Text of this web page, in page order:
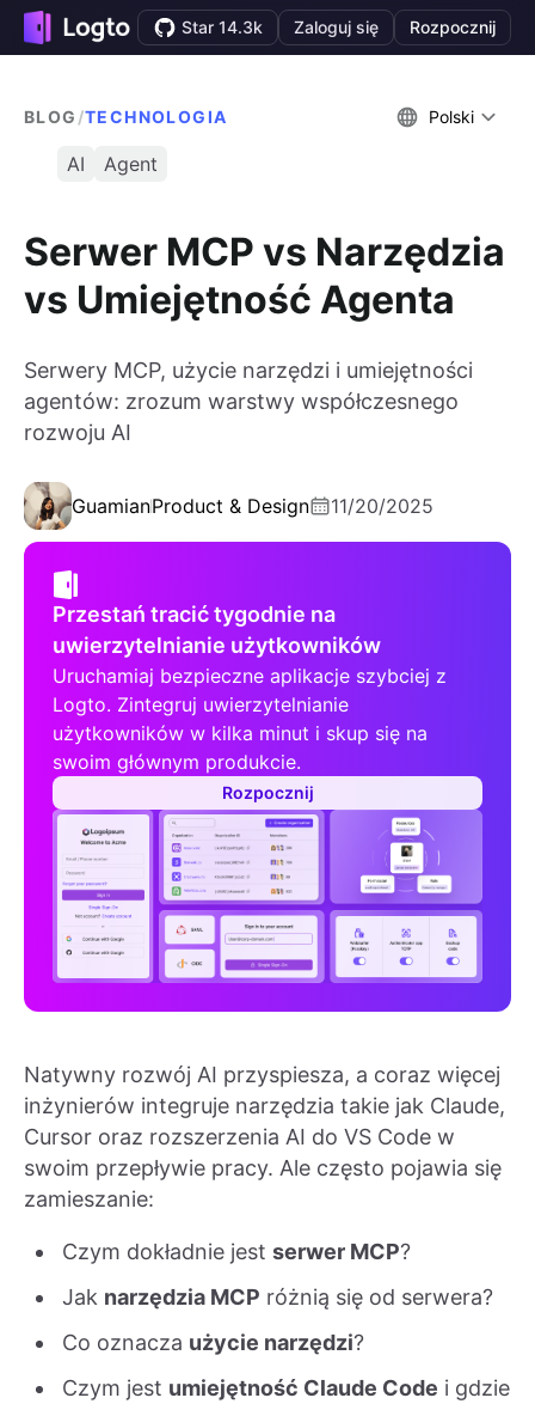
Star 14.3k Zaloguj się Rozpocznij
BLOG /TECHNOLOGIA Polski
AI Agent
Serwer MCP vs Narzędzia
vs Umiejętność Agenta
Serwery MCP, użycie narzędzi i umiejętności
agentów: zrozum warstwy współczesnego
rozwoju AI
GuamianProduct & Design 11/20/2025
Przestań tracić tygodnie na
uwierzytelnianie użytkowników
Uruchamiaj bezpieczne aplikacje szybciej z
Logto. Zintegruj uwierzytelnianie
użytkowników w kilka minut i skup się na
swoim głównym produkcie.
Rozpocznij
Natywny rozwój AI przyspiesza, a coraz więcej
inżynierów integruje narzędzia takie jak Claude,
Cursor oraz rozszerzenia AI do VS Code w
swoim przepływie pracy. Ale często pojawia się
zamieszanie:
Czym dokładnie jest serwer MCP?
Jak narzędzia MCP różnią się od serwera?
Co oznacza użycie narzędzi?
Czym jest umiejętność Claude Code i gdzie